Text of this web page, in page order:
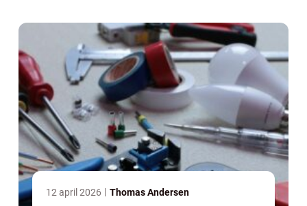
12 april 2026 Thomas Andersen